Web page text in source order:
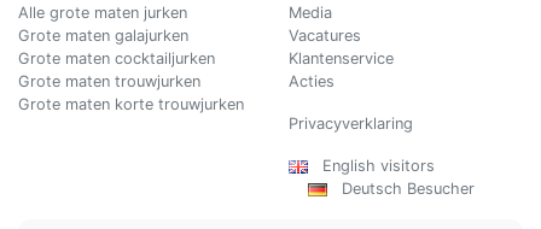
Alle grote maten jurken
Grote maten galajurken
Grote maten cocktailjurken
Grote maten trouwjurken
Grote maten korte trouwjurken
Media
Vacatures
Klantenservice
Acties
Privacyverklaring
English visitors
Deutsch Besucher